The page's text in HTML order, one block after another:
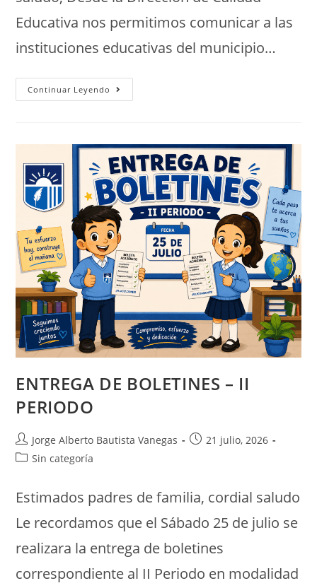
Educativa nos permitimos comunicar a las
instituciones educativas del municipio…
Continuar Leyendo
ENTREGA DE BOLETINES – II
PERIODO
Jorge Alberto Bautista Vanegas
21 julio, 2026
Sin categoría
Estimados padres de familia, cordial saludo
Le recordamos que el Sábado 25 de julio se
realizara la entrega de boletines
correspondiente al II Periodo en modalidad